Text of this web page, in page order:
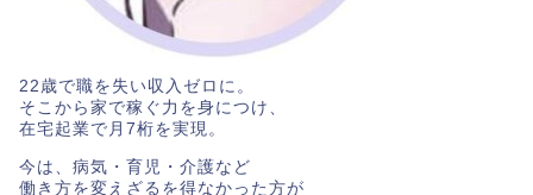
22歳で職を失い収入ゼロに。
そこから家で稼ぐ力を身につけ、
在宅起業で月7桁を実現。
今は、病気・育児・介護など
働き方を変えざるを得なかった方が